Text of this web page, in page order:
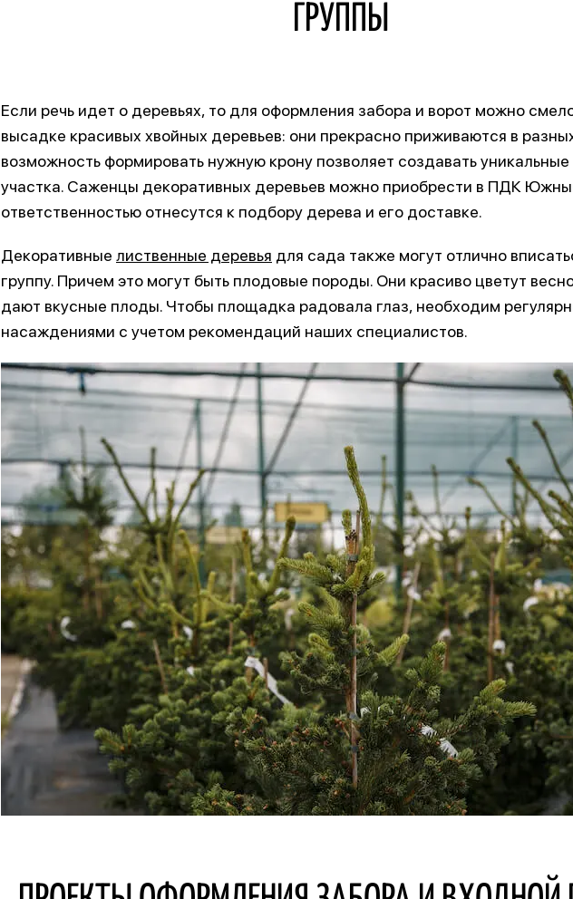
ГРУППЫ
Если речь идет о деревьях, то для оформления забора и ворот можно
высадке красивых хвойных деревьев: они прекрасно приживаются в
возможность формировать нужную крону позволяет создавать
участка. Саженцы декоративных деревьев можно приобрести в ПДК
ответственностью отнесутся к подбору дерева и его доставке.
Декоративные лиственные деревья для сада также могут отлично
группу. Причем это могут быть плодовые породы. Они красиво цветут
дают вкусные плоды. Чтобы площадка радовала глаз, необходим
насаждениями с учетом рекомендаций наших специалистов.